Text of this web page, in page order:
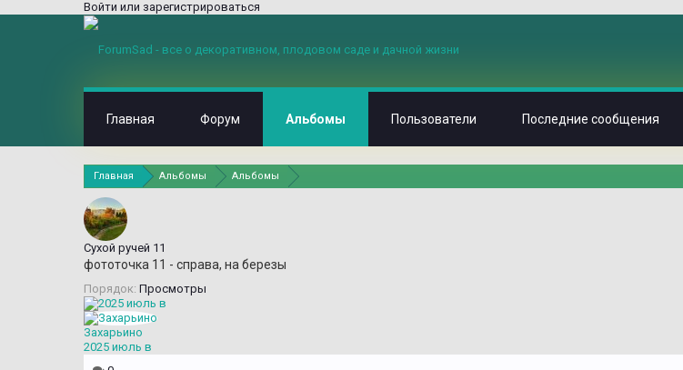
Войти или зарегистрироваться
Главная Альбомы Альбомы
Сухой ручей 11
фототочка 11 - справа, на березы
Порядок: Просмотры
Захарьино
2025 июль в
Главная Форум Альбомы Пользователи Последние сообщения